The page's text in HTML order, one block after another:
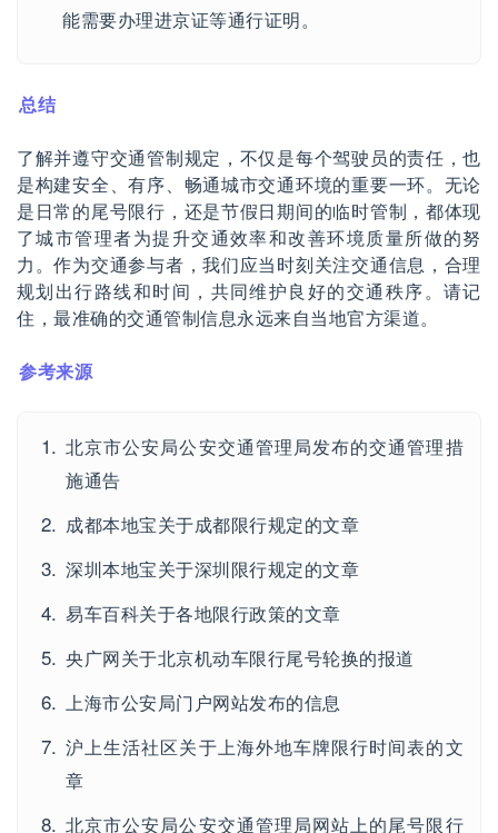
能需要办理进京证等通行证明。
总结
了解并遵守交通管制规定，不仅是每个驾驶员的责任，也
是构建安全、有序、畅通城市交通环境的重要一环。无论
是日常的尾号限行，还是节假日期间的临时管制，都体现
了城市管理者为提升交通效率和改善环境质量所做的努
力。作为交通参与者，我们应当时刻关注交通信息，合理
规划出行路线和时间，共同维护良好的交通秩序。请记
住，最准确的交通管制信息永远来自当地官方渠道。
参考来源
北京市公安局公安交通管理局发布的交通管理措
施通告
成都本地宝关于成都限行规定的文章
深圳本地宝关于深圳限行规定的文章
易车百科关于各地限行政策的文章
央广网关于北京机动车限行尾号轮换的报道
上海市公安局门户网站发布的信息
沪上生活社区关于上海外地车牌限行时间表的文
章
北京市公安局公安交通管理局网站上的尾号限行